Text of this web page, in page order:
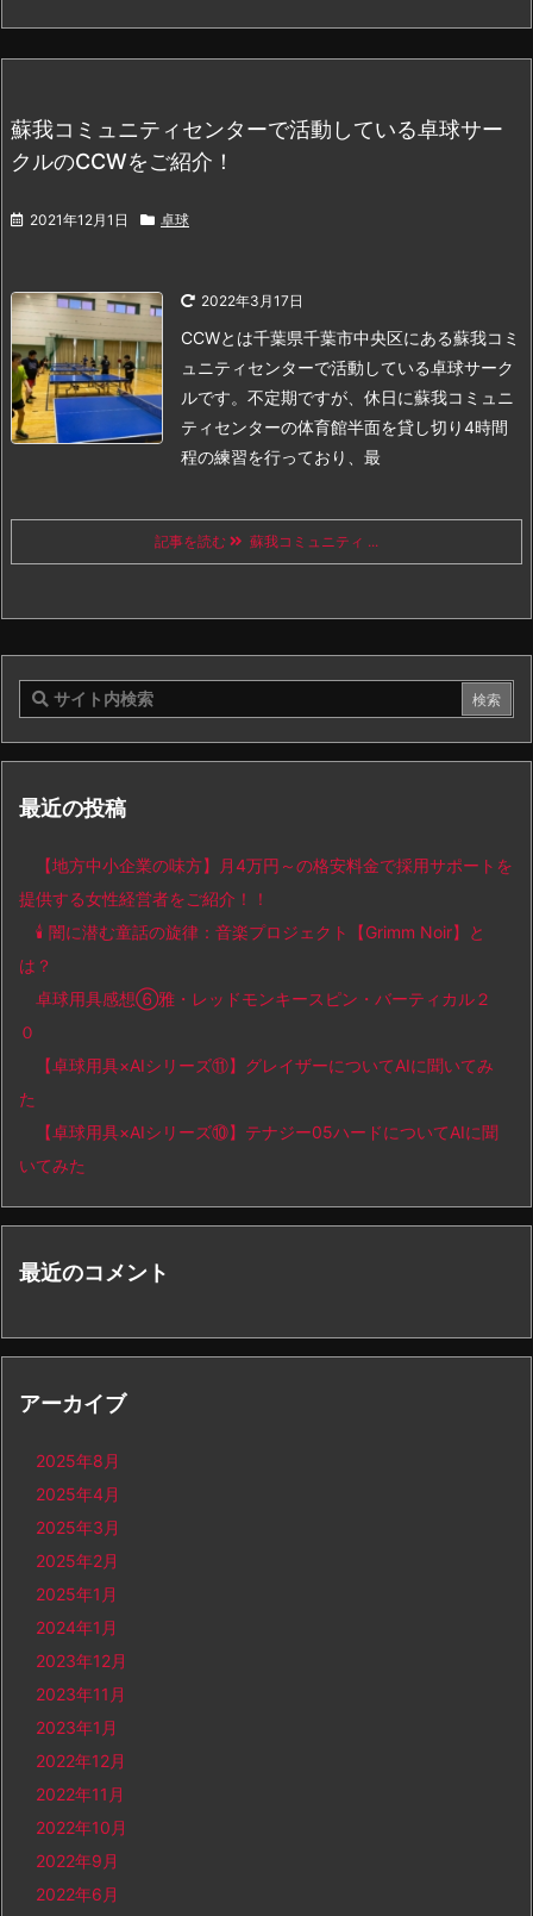
蘇我コミュニティセンターで活動している卓球サー
クルのCCWをご紹介！
2021年12月1日 卓球
2022年3月17日
CCWとは千葉県千葉市中央区にある蘇我コミ
ュニティセンターで活動している卓球サーク
ルです。 不定期ですが、休日に蘇我コミュニ
ティセンターの体育館半面を貸し切り4時間
程の練習を行っており、最
記事を読む 蘇我コミュニティ ...
最近の投稿
【地方中小企業の味方】月4万円～の格安料金で採用サポートを
提供する女性経営者をご紹介！！
🕯️ 闇に潜む童話の旋律：音楽プロジェクト【Grimm Noir】と
は？
卓球用具感想⑥雅・レッドモンキースピン・バーティカル２
０
【卓球用具×AIシリーズ⑪】グレイザーについてAIに聞いてみ
た
【卓球用具×AIシリーズ⑩】テナジー05ハードについてAIに聞
いてみた
最近のコメント
アーカイブ
2025年8月
2025年4月
2025年3月
2025年2月
2025年1月
2024年1月
2023年12月
2023年11月
2023年1月
2022年12月
2022年11月
2022年10月
2022年9月
2022年6月